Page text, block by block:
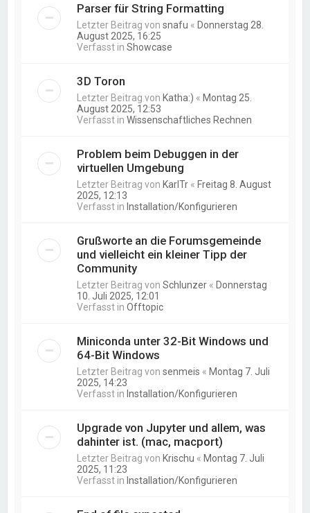
Parser für String Formatting
Letzter Beitrag vonsnafu « Donnerstag 28.
August 2025, 16:25
Verfasst inShowcase
3D Toron
Letzter Beitrag von Katha:) « Montag 25.
August 2025, 12:53
Verfasst inWissenschaftliches Rechnen
Problem beim Debuggen in der
virtuellen Umgebung
Letzter Beitrag von KarlTr « Freitag 8. August
2025, 12:13
Verfasst in Installation/Konfigurieren
Grußworte an die Forumsgemeinde
und vielleicht ein kleiner Tipp der
Community
Letzter Beitrag vonSchlunzer « Donnerstag
10. Juli 2025, 12:01
Verfasst inOfftopic
Miniconda unter 32-Bit Windows und
64-Bit Windows
Letzter Beitrag vonsenmeis « Montag 7. Juli
2025, 14:23
Verfasst in Installation/Konfigurieren
Upgrade von Jupyter und allem, was
dahinter ist. (mac, macport)
Letzter Beitrag von Krischu « Montag 7. Juli
2025, 11:23
Verfasst in Installation/Konfigurieren